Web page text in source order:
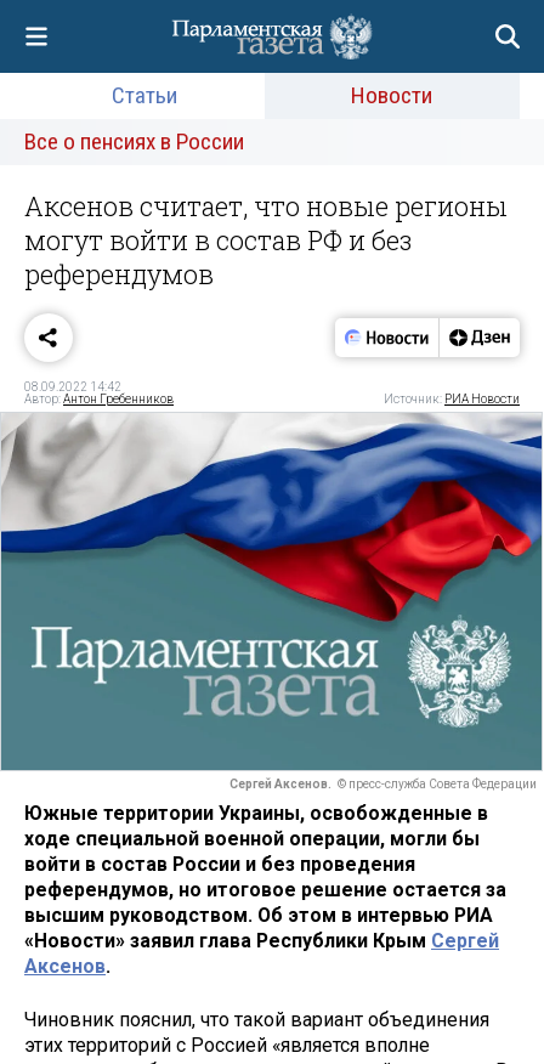
Статьи
Новости
Все о пенсиях в России
Аксенов считает, что новые регионы
могут войти в состав РФ и без
референдумов
08.09.2022 14:42
Автор:Антон Гребенников Источник: РИА Новости
Сергей Аксенов. © пресс-служба Совета Федерации
Южные территории Украины, освобожденные в
ходе специальной военной операции, могли бы
войти в состав России и без проведения
референдумов, но итоговое решение остается за
высшим руководством. Об этом в интервью РИА
«Новости» заявил глава Республики Крым Сергей
Аксенов.
Чиновник пояснил, что такой вариант объединения
этих территорий с Россией «является вполне